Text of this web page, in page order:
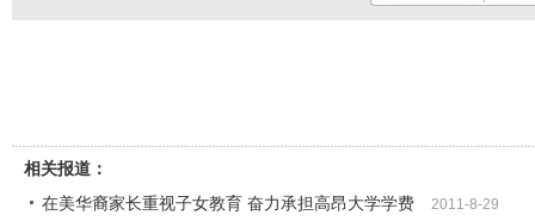
相关报道：
在美华裔家长重视子女教育 奋力承担高昂大学学费
2011-8-29